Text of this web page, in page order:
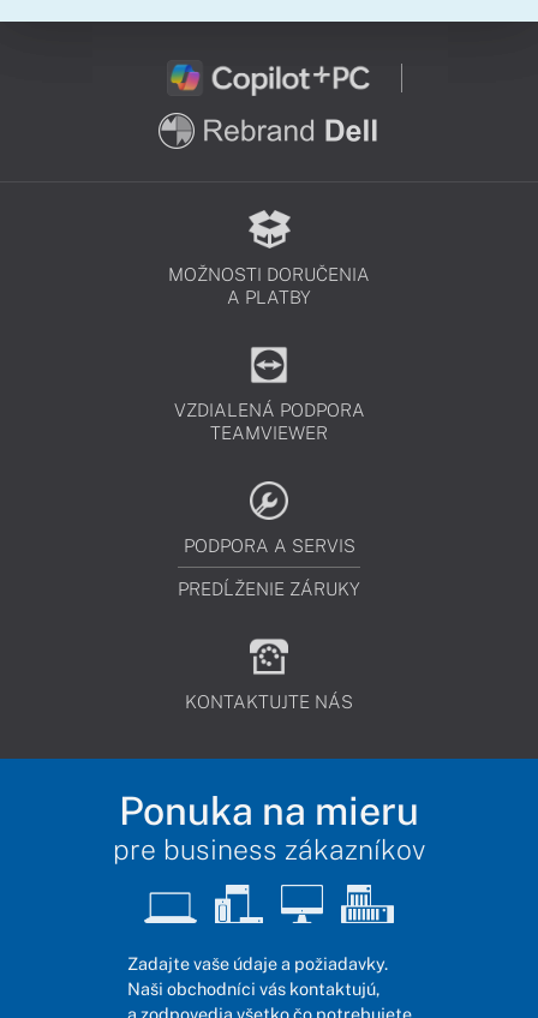
MOŽNOSTI DORUČENIA
A PLATBY
VZDIALENÁ PODPORA
TEAMVIEWER
PODPORA A SERVIS
PREDĹŽENIE ZÁRUKY
KONTAKTUJTE NÁS
Ponuka na mieru
pre business zákazníkov
Zadajte vaše údaje a požiadavky.
Naši obchodníci vás kontaktujú,
a zodpovedia všetko čo potrebujete